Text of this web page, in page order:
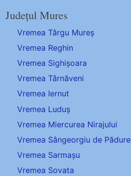
Județul Mures
Vremea Târgu Mureș
Vremea Reghin
Vremea Sighișoara
Vremea Târnăveni
Vremea Iernut
Vremea Luduș
Vremea Miercurea Nirajului
Vremea Sângeorgiu de Pădure
Vremea Sarmașu
Vremea Sovata